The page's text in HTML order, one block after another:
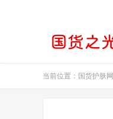
当前位置： 国货护肤网